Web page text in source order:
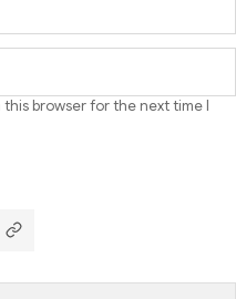
browser for the next time I